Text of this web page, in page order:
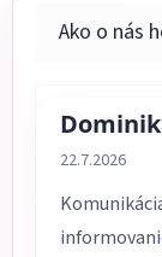
Hodnotenie
22.7.2026